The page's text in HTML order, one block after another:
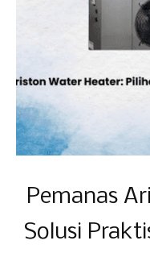
Pemanas
Solusi